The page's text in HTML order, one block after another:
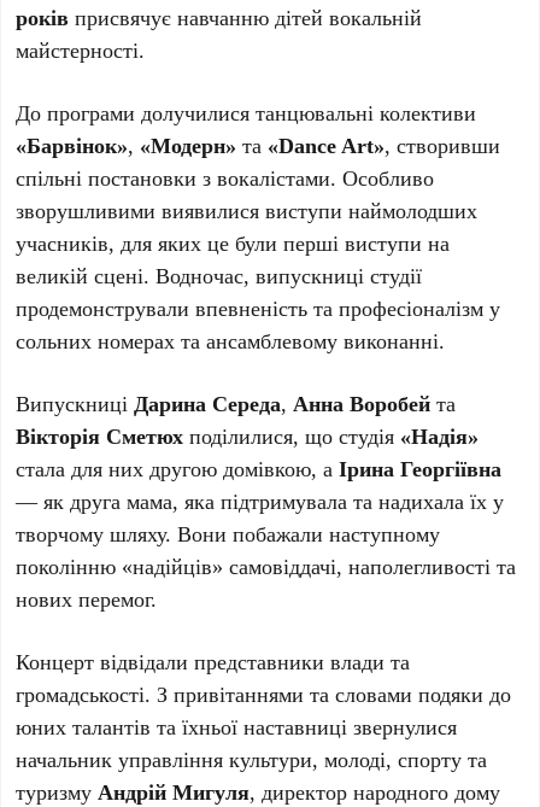
років присвячує навчанню дітей вокальній
майстерності.
До програми долучилися танцювальні колективи
«Барвінок», «Модерн» та «Dance Art», створивши
спільні постановки з вокалістами. Особливо
зворушливими виявилися виступи наймолодших
учасників, для яких це були перші виступи на
великій сцені. Водночас, випускниці студії
продемонстрували впевненість та професіоналізм у
сольних номерах та ансамблевому виконанні.
Випускниці Дарина Середа, Анна Воробей та
Вікторія Сметюх поділилися, що студія «Надія»
стала для них другою домівкою, аІрина Георгіївна
— як друга мама, яка підтримувала та надихала їх у
творчому шляху. Вони побажали наступному
поколінню «надійців» самовіддачі, наполегливості та
нових перемог.
Концерт відвідали представники влади та
громадськості. З привітаннями та словами подяки до
юних талантів та їхньої наставниці звернулися
начальник управління культури, молоді, спорту та
туризму Андрій Мигуля, директор народного дому